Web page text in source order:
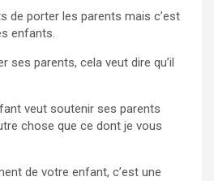
de porter les parents mais c’est
enfants.
ses parents, cela veut dire qu’il
veut soutenir ses parents
chose que ce dont je vous
de votre enfant, c’est une